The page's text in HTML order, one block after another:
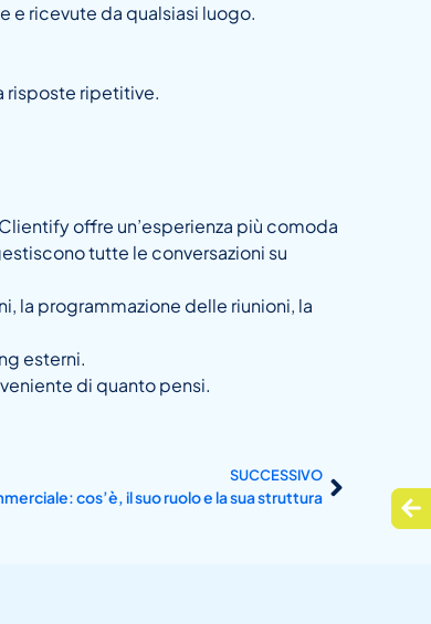
e ricevute da qualsiasi luogo.
risposte ripetitive.
offre un’esperienza più comoda
tutte le conversazioni su
la programmazione delle riunioni, la
esterni.
di quanto pensi.
SUCCESSIVO
cos’è, il suo ruolo e la sua struttura